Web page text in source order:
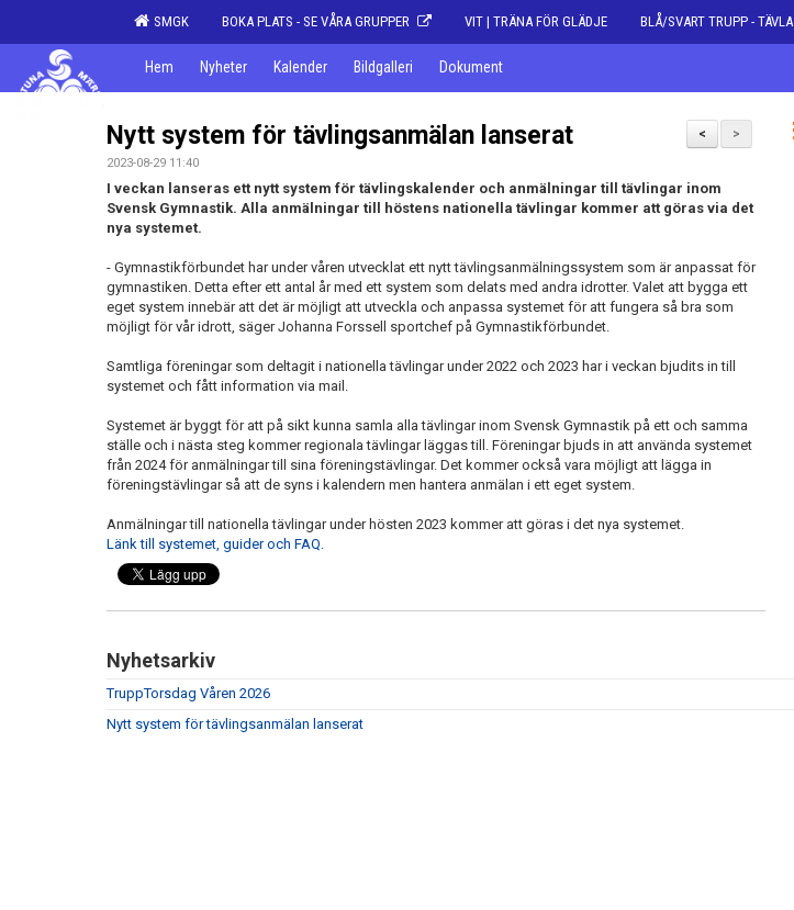
SMGK BOKA PLATS - SE VÅRA GRUPPER VIT | TRÄNA FÖR GLÄDJE BLÅ/SVART TRUPP - TÄVLA
Hem Nyheter Kalender Bildgalleri Dokument
>
<
Nytt system för tävlingsanmälan lanserat
2023-08-29 11:40
I veckan lanseras ett nytt system för tävlingskalender och anmälningar till tävlingar inom
Svensk Gymnastik. Alla anmälningar till höstens nationella tävlingar kommer att göras via det
nya systemet.
- Gymnastikförbundet har under våren utvecklat ett nytt tävlingsanmälningssystem som är anpassat för
gymnastiken. Detta efter ett antal år med ett system som delats med andra idrotter. Valet att bygga ett
eget system innebär att det är möjligt att utveckla och anpassa systemet för att fungera så bra som
möjligt för vår idrott, säger Johanna Forssell sportchef på Gymnastikförbundet.
Samtliga föreningar som deltagit i nationella tävlingar under 2022 och 2023 har i veckan bjudits in till
systemet och fått information via mail.
Systemet är byggt för att på sikt kunna samla alla tävlingar inom Svensk Gymnastik på ett och samma
ställe och i nästa steg kommer regionala tävlingar läggas till. Föreningar bjuds in att använda systemet
från 2024 för anmälningar till sina föreningstävlingar. Det kommer också vara möjligt att lägga in
föreningstävlingar så att de syns i kalendern men hantera anmälan i ett eget system.
Anmälningar till nationella tävlingar under hösten 2023 kommer att göras i det nya systemet.
Länk till systemet, guider och FAQ.
Nyhetsarkiv
TruppTorsdag Våren 2026
Nytt system för tävlingsanmälan lanserat